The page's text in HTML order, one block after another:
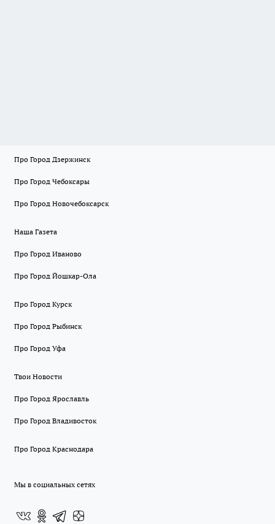
Про Город Дзержинск
Про Город Чебоксары
Про Город Новочебоксарск
Наша Газета
Про Город Иваново
Про Город Йошкар-Ола
Про Город Курск
Про Город Рыбинск
Про Город Уфа
Твои Новости
Про Город Ярославль
Про Город Владивосток
Про Город Краснодара
Мы в социальных сетях